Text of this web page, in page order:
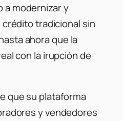
a modernizar y
tradicional sin
ahora que la
con la irupción de
que su plataforma
y vendedores